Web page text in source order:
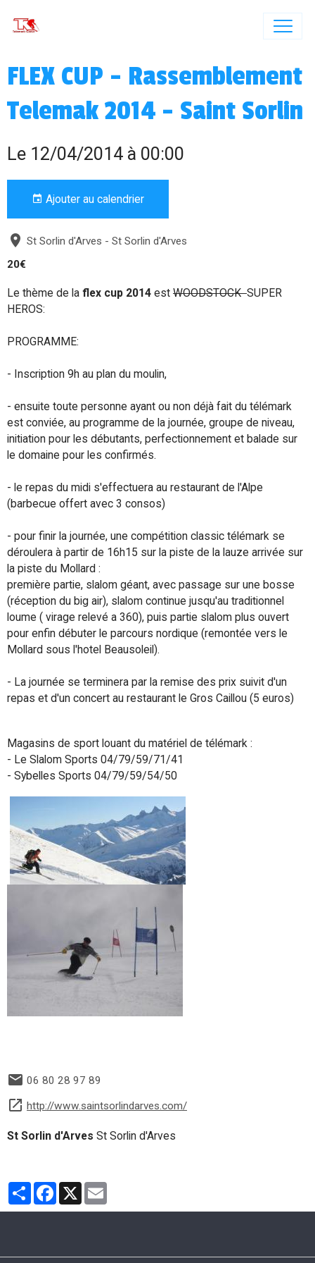
FLEX CUP - Rassemblement
Telemak 2014 - Saint Sorlin
Le 12/04/2014 à 00:00
Ajouter au calendrier
St Sorlin d'Arves - St Sorlin d'Arves
20€
Le thème de la flex cup 2014 est WOODSTOCKSUPER
HEROS:
PROGRAMME:
- Inscription 9h au plan du moulin,
- ensuite toute personne ayant ou non déjà fait du télémark
est conviée, au programme de la journée, groupe de niveau,
initiation pour les débutants, perfectionnement et balade sur
le domaine pour les confirmés.
- le repas du midi s'effectuera au restaurant de l'Alpe
(barbecue offert avec 3 consos)
- pour finir la journée, une compétition classic télémark se
déroulera à partir de 16h15 sur la piste de la lauze arrivée sur
la piste du Mollard :
première partie, slalom géant, avec passage sur une bosse
(réception du big air), slalom continue jusqu'au traditionnel
loume ( virage relevé a 360), puis partie slalom plus ouvert
pour enfin débuter le parcours nordique (remontée vers le
Mollard sous l'hotel Beausoleil).
- La journée se terminera par la remise des prix suivit d'un
repas et d'un concert au restaurant le Gros Caillou (5 euros)
Magasins de sport louant du matériel de télémark :
- Le Slalom Sports 04/79/59/71/41
- Sybelles Sports 04/79/59/54/50
06 80 28 97 89
http://www.saintsorlindarves.com/
St Sorlin d'Arves St Sorlin d'Arves
PartagerFacebook
X